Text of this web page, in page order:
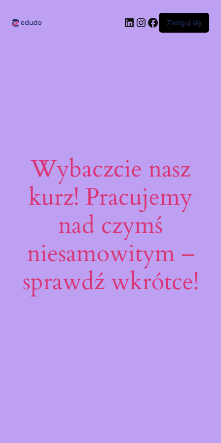
LinkedIn
Instagram
Facebook
Zaloguj się
Wybaczcie nasz
kurz! Pracujemy
nad czymś
niesamowitym –
sprawdź wkrótce!